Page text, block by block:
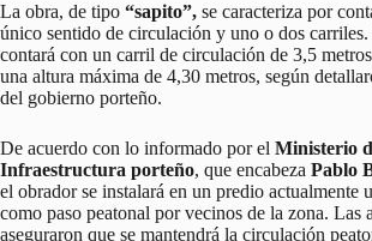
La obra, de tipo “sapito”, se caracteriza por
único sentido de circulación y uno o dos
contará con un carril de circulación de 3,5
una altura máxima de 4,30 metros, según
del gobierno porteño.
De acuerdo con lo informado por el Ministerio
Infraestructura porteño, que encabeza Pablo
el obrador se instalará en un predio actualmente
como paso peatonal por vecinos de la zona. Las
aseguraron que se mantendrá la circulación